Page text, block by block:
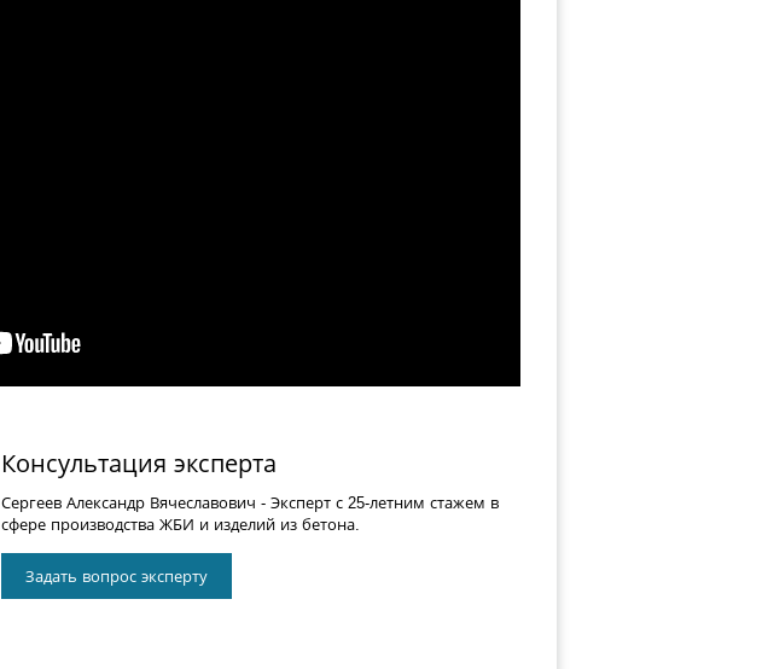
Консультация эксперта
Сергеев Александр Вячеславович - Эксперт с 25-летним стажем в
сфере производства ЖБИ и изделий из бетона.
Задать вопрос эксперту